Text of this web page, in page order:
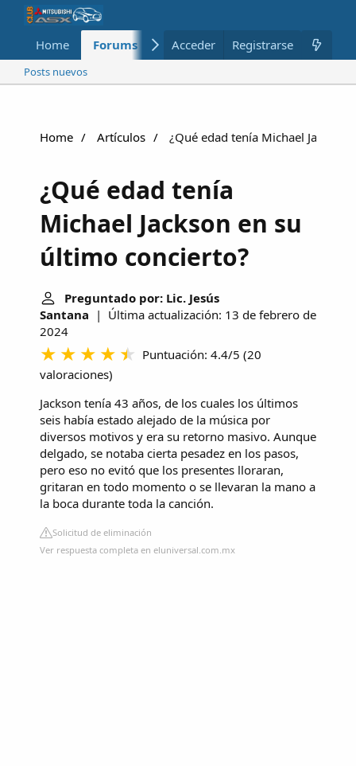
Home Forums Nuevo Miembros
Acceder Registrarse
Posts nuevos
Home Artículos ¿Qué edad tenía Michael
¿Qué edad tenía
Michael Jackson en su
último concierto?
Preguntado por: Lic. Jesús
Santana | Última actualización: 13 de febrero de
2024
Puntuación: 4.4/5 (20
valoraciones)
Jackson tenía 43 años, de los cuales los últimos
seis había estado alejado de la música por
diversos motivos y era su retorno masivo. Aunque
delgado, se notaba cierta pesadez en los pasos,
pero eso no evitó que los presentes lloraran,
gritaran en todo momento o se llevaran la mano a
la boca durante toda la canción.
Solicitud de eliminación
Ver respuesta completa en eluniversal.com.mx